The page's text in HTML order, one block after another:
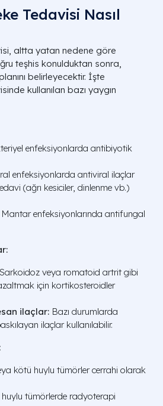
Tedavisi Nasıl
altta yatan nedene göre
teşhis konulduktan sonra,
belirleyecektir. İşte
kullanılan bazı yaygın
enfeksiyonlarda antibiyotik
enfeksiyonlarda antiviral ilaçlar
(ağrı kesiciler, dinlenme vb.)
Mantar enfeksiyonlarında antifungal
Sarkoidoz veya romatoid artrit gibi
için kortikosteroidler
ilaçlar: Bazı durumlarda
ilaçlar kullanılabilir.
kötü huylu tümörler cerrahi olarak
huylu tümörlerde radyoterapi